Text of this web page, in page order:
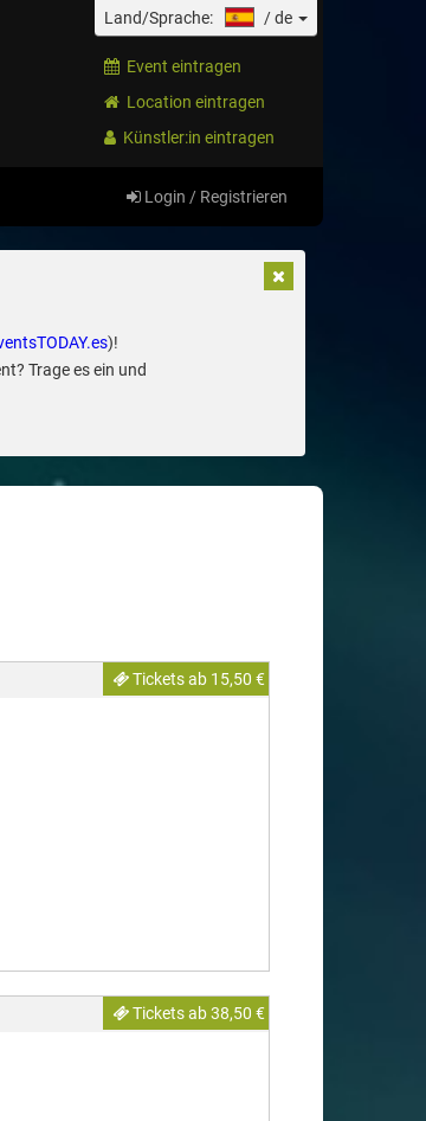
Land/Sprache: /de
Event eintragen
Location eintragen
Künstler:in eintragen
Login / Registrieren
)!
Trage es ein und
Tickets ab 15,50 €
Tickets ab 38,50 €